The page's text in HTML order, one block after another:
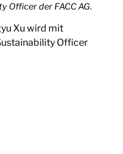
Officer der FACC AG.
Xu wird mit
Officer